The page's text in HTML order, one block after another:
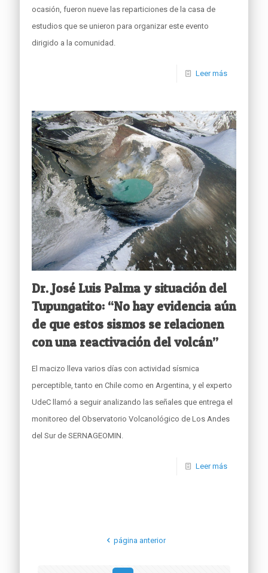
ocasión, fueron nueve las reparticiones de la casa de
estudios que se unieron para organizar este evento
dirigido a la comunidad.
Leer más
Dr. José Luis Palma y situación del
Tupungatito: “No hay evidencia aún
de que estos sismos se relacionen
con una reactivación del volcán”
El macizo lleva varios días con actividad sísmica
perceptible, tanto en Chile como en Argentina, y el experto
UdeC llamó a seguir analizando las señales que entrega el
monitoreo del Observatorio Volcanológico de Los Andes
del Sur de SERNAGEOMIN.
Leer más
página anterior